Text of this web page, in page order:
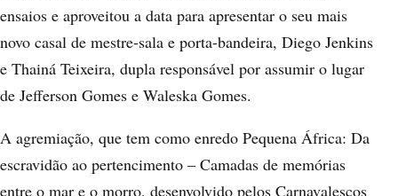
ensaios e aproveitou a data para apresentar o seu mais
novo casal de mestre-sala e porta-bandeira, Diego Jenkins
e Thainá Teixeira, dupla responsável por assumir o lugar
de Jefferson Gomes e Waleska Gomes.
A agremiação, que tem como enredo Pequena África: Da
escravidão ao pertencimento – Camadas de memórias
entre o mar e o morro, desenvolvido pelos Carnavalescos